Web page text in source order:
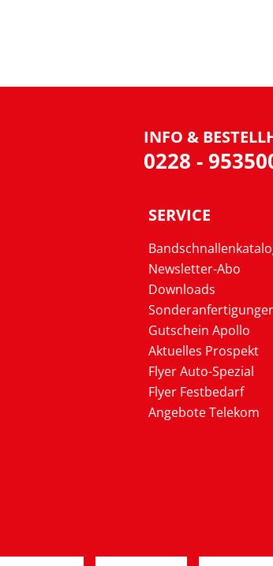
INFO &
0228 -
SERVICE
Newsletter-Abo
Downloads
Gutschein Apollo
Aktuelles Prospekt
Flyer Auto-Spezial
Flyer Festbedarf
Angebote Telekom